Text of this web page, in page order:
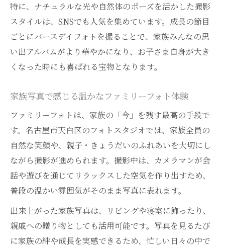
家族写真で感じる子どもの成長と絆の深ま
り
おしゃれに成長を残す名古屋の撮影体験談
ベビースタジオ天白で叶う自然な成長記録
法
特に、ナチュラルな光や自然体のポーズを活かした撮影
スタイルは、SNSでも人気を集めています。成長の節目
ごとにバースデイフォトを撮ることで、家族みんなの思
い出アルバムがより華やかになり、お子さま自身が大き
くなった時にも喜ばれる宝物となります。
家族写真で感じる温かなファミリーフォト体験
ファミリーフォトは、家族の「今」を残す最高の手段で
す。名古屋市天白区のフォトスタジオでは、家族全員の
自然な笑顔や、親子・きょうだいのふれあいを大切にし
ながら撮影が進められます。撮影中は、カメラマンが会
話や遊びを通じてリラックスした空気を作り出すため、
普段の温かい雰囲気がそのまま写真に表れます。
出来上がった家族写真は、リビングや寝室に飾ったり、
親戚への贈り物としても活用可能です。写真を見るたび
に家族の絆や成長を実感できるため、忙しい日々の中で